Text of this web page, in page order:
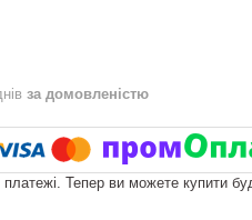
за домовленістю
платежі. Тепер ви можете купити